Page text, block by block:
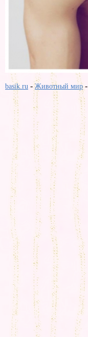
basik.ru -Животный мир-